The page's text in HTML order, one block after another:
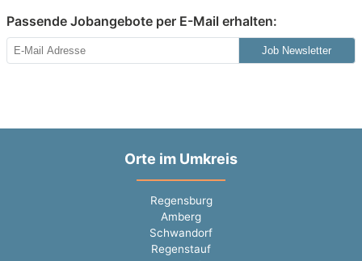
Passende Jobangebote per E-Mail erhalten:
Job Newsletter
Orte im Umkreis
Regensburg
Amberg
Schwandorf
Regenstauf